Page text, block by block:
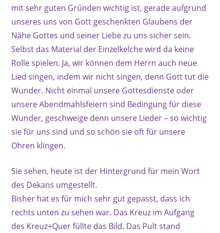
mit sehr guten Gründen wichtig ist, gerade aufgrund
unseres uns von Gott geschenkten Glaubens der
Nähe Gottes und seiner Liebe zu uns sicher sein.
Selbst das Material der Einzelkelche wird da keine
Rolle spielen. Ja, wir können dem Herrn auch neue
Lied singen, indem wir nicht singen, denn Gott tut die
Wunder. Nicht einmal unsere Gottesdienste oder
unsere Abendmahlsfeiern sind Bedingung für diese
Wunder, geschweige denn unsere Lieder – so wichtig
sie für uns sind und so schön sie oft für unsere
Ohren klingen.
Sie sehen, heute ist der Hintergrund für mein Wort
des Dekans umgestellt.
Bisher hat es für mich sehr gut gepasst, dass ich
rechts unten zu sehen war. Das Kreuz im Aufgang
des Kreuz+Quer füllte das Bild. Das Pult stand